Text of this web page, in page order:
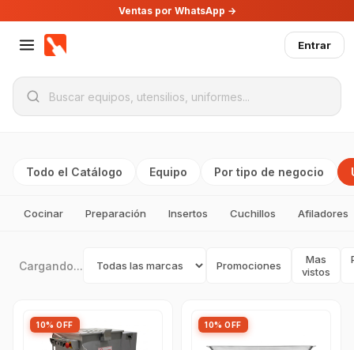
Ventas por WhatsApp →
Entrar
Todo el Catálogo Equipo Por tipo de negocio
Cocinar Preparación Insertos Cuchillos Afiladores
Cargando... Promociones
Mas
vistos
10% OFF 10% OFF